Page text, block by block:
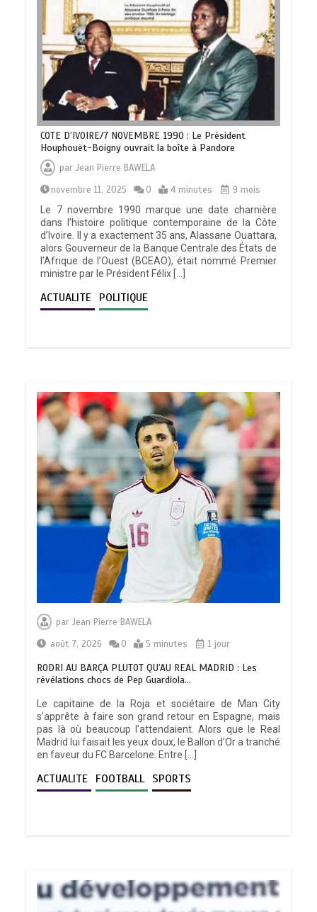
COTE D’IVOIRE/7 NOVEMBRE 1990 : Le Président
Houphouët-Boigny ouvrait la boîte à Pandore
parJean Pierre BAWELA
novembre 11, 2025
0 4 minutes
9 mois
Le 7 novembre 1990 marque une date charnière
dans l’histoire politique contemporaine de la Côte
d’Ivoire. Il y a exactement 35 ans, Alassane Ouattara,
alors Gouverneur de la Banque Centrale des États de
l’Afrique de l’Ouest (BCEAO), était nommé Premier
ministre par le Président Félix […]
ACTUALITE POLITIQUE
parJean Pierre BAWELA
août 7, 2026
0 5 minutes 1 jour
RODRI AU BARÇA PLUTOT QU’AU REAL MADRID : Les
révélations chocs de Pep Guardiola…
Le capitaine de la Roja et sociétaire de Man City
s’apprête à faire son grand retour en Espagne, mais
pas là où beaucoup l’attendaient. Alors que le Real
Madrid lui faisait les yeux doux, le Ballon d’Or a tranché
en faveur du FC Barcelone. Entre […]
ACTUALITE FOOTBALL SPORTS